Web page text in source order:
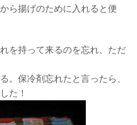
ら揚げのために入れると便
を持って来るのを忘れ、ただ
。保冷剤忘れたと言ったら、
た！